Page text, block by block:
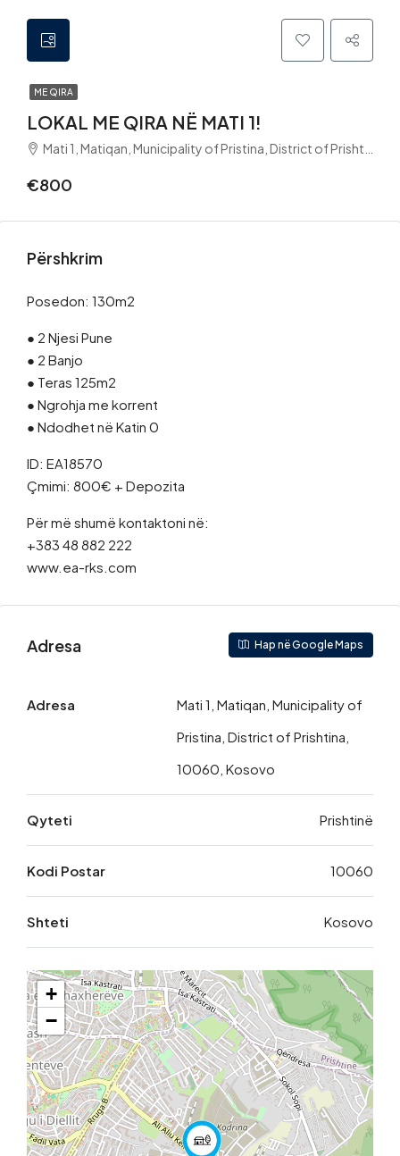
ME QIRA
LOKAL ME QIRA NË MATI 1!
Mati 1, Matiqan, Municipality of Pristina, District of Prishtina, 10060, Kosovo
€800
Përshkrim
Posedon: 130m2
● 2 Njesi Pune
● 2 Banjo
● Teras 125m2
● Ngrohja me korrent
● Ndodhet në Katin 0
ID: EA18570
Çmimi: 800€ + Depozita
Për më shumë kontaktoni në:
+383 48 882 222
www.ea-rks.com
Adresa Hap në Google Maps
Adresa
Mati 1, Matiqan, Municipality of
Pristina, District of Prishtina,
10060, Kosovo
Qyteti Prishtinë
Kodi Postar 10060
Shteti Kosovo
+
−